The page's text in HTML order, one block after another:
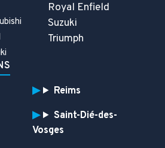
Royal Enfield
Suzuki
Triumph
Reims
Saint-Dié-des-
Vosges